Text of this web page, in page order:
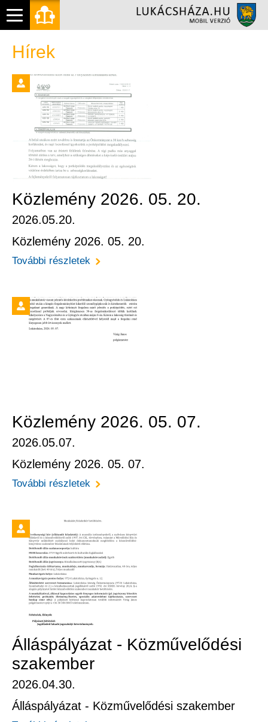
Hírek
Közlemény 2026. 05. 20.
2026.05.20.
Közlemény 2026. 05. 20.
További részletek
Közlemény 2026. 05. 07.
2026.05.07.
Közlemény 2026. 05. 07.
További részletek
Álláspályázat - Közművelődési
szakember
2026.04.30.
Álláspályázat - Közművelődési szakember